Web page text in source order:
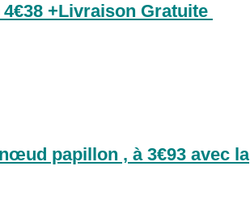
+Livraison Gratuite
papillon , à 3€93 avec la